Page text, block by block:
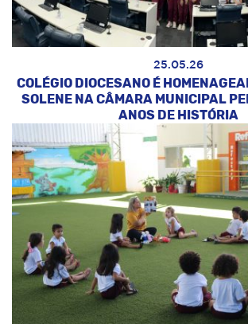
25.05.26
COLÉGIO DIOCESANO É
SOLENE NA CÂMARA MUNICIPAL
ANOS DE HISTÓRIA